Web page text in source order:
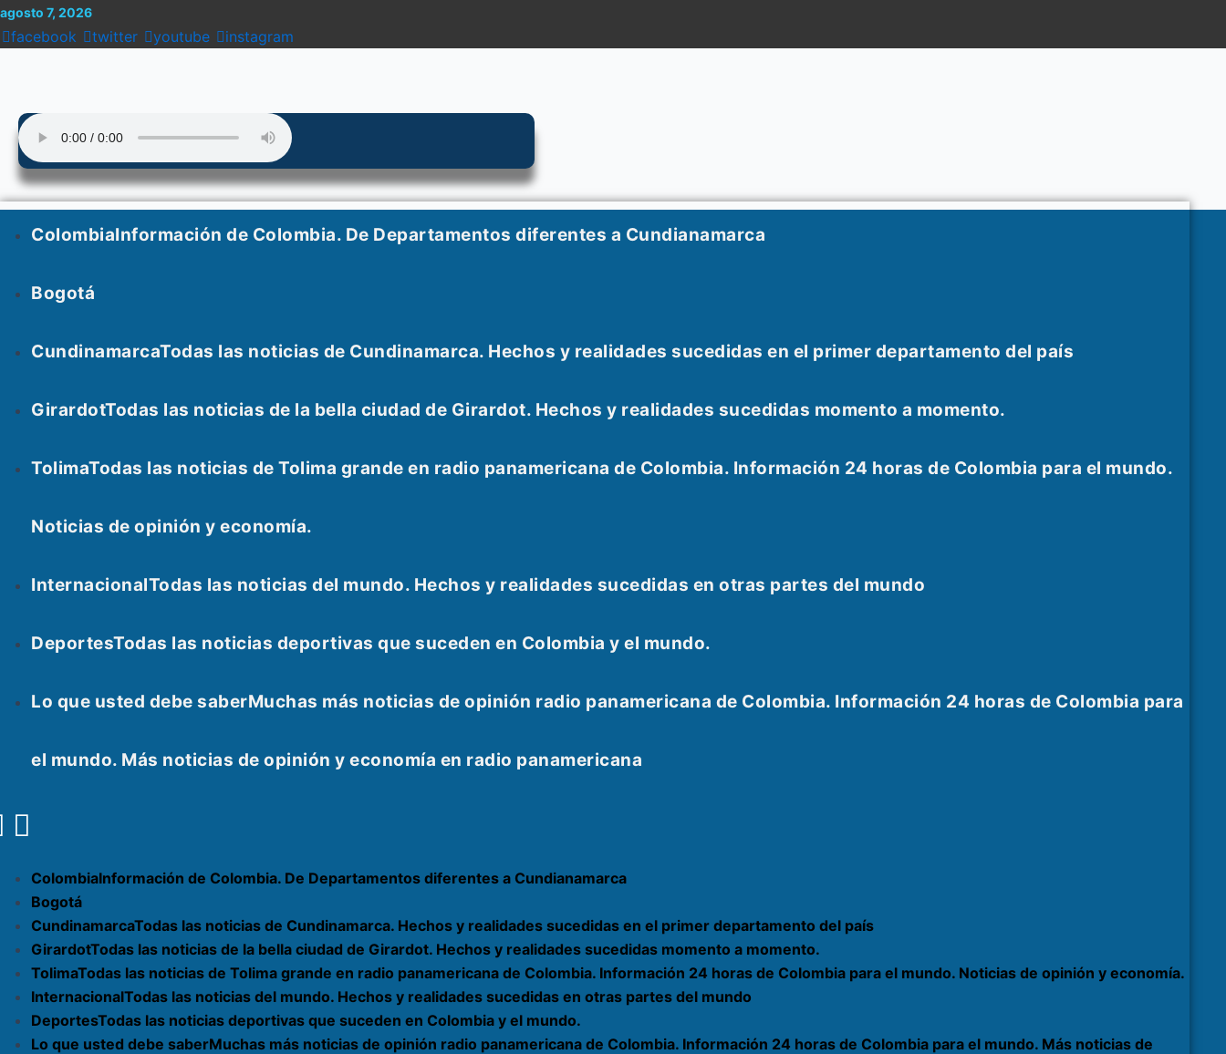
Ir
al
agosto 7, 2026
facebook twitter youtube instagram
ColombiaInformación de Colombia. De Departamentos diferentes a Cundianamarca
Bogotá
CundinamarcaTodas las noticias de Cundinamarca. Hechos y realidades sucedidas en el primer departamento del país
GirardotTodas las noticias de la bella ciudad de Girardot. Hechos y realidades sucedidas momento a momento.
TolimaTodas las noticias de Tolima grande en radio panamericana de Colombia. Información 24 horas de Colombia para el mundo.
Noticias de opinión y economía.
InternacionalTodas las noticias del mundo. Hechos y realidades sucedidas en otras partes del mundo
DeportesTodas las noticias deportivas que suceden en Colombia y el mundo.
Lo que usted debe saberMuchas más noticias de opinión radio panamericana de Colombia. Información 24 horas de Colombia para
el mundo. Más noticias de opinión y economía en radio panamericana
Menu
ColombiaInformación de Colombia. De Departamentos diferentes a Cundianamarca
Bogotá
CundinamarcaTodas las noticias de Cundinamarca. Hechos y realidades sucedidas en el primer departamento del país
GirardotTodas las noticias de la bella ciudad de Girardot. Hechos y realidades sucedidas momento a momento.
TolimaTodas las noticias de Tolima grande en radio panamericana de Colombia. Información 24 horas de Colombia para el mundo. Noticias de opinión y economía.
InternacionalTodas las noticias del mundo. Hechos y realidades sucedidas en otras partes del mundo
DeportesTodas las noticias deportivas que suceden en Colombia y el mundo.
Lo que usted debe saberMuchas más noticias de opinión radio panamericana de Colombia. Información 24 horas de Colombia para el mundo. Más noticias de
Enter
Keyword
Search
for:
Search